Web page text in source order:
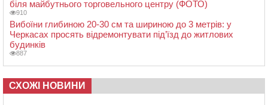
біля майбутнього торговельного центру (ФОТО)
910
Вибоїни глибиною 20-30 см та шириною до 3 метрів: у
Черкасах просять відремонтувати під’їзд до житлових
будинків
887
СХОЖІ НОВИНИ